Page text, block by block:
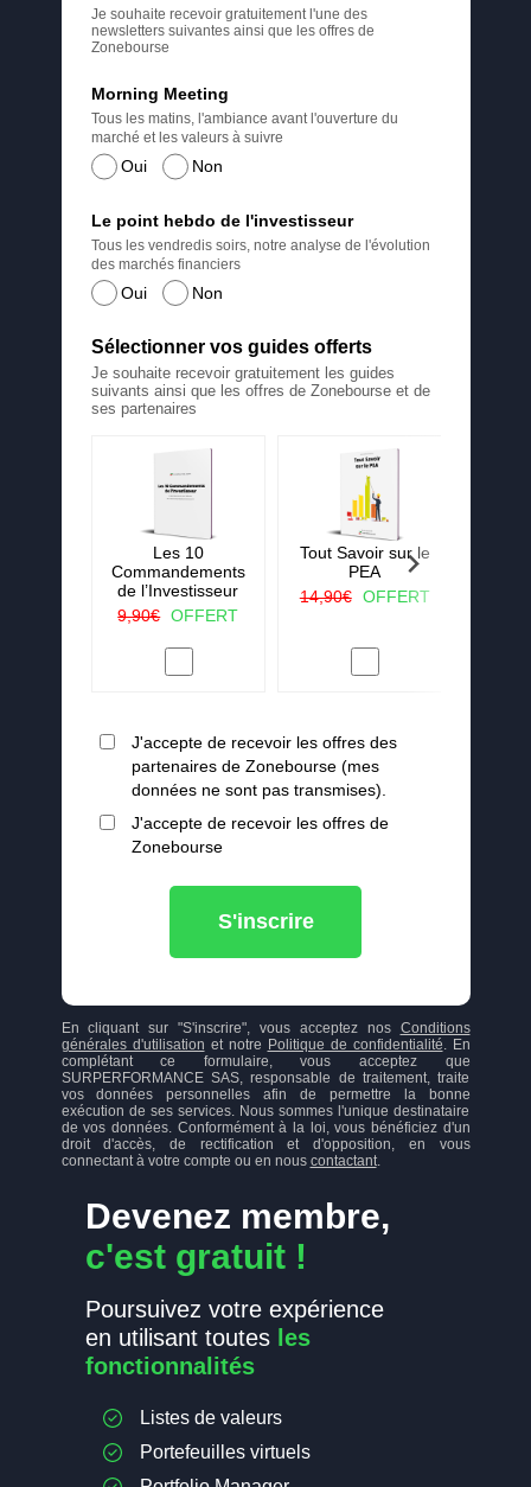
Devenez membre,
c'est gratuit !
Poursuivez votre expérience
en utilisant toutes les
fonctionnalités
Listes de valeurs
Portefeuilles virtuels
Je souhaite recevoir gratuitement l'une des
newsletters suivantes ainsi que les offres de
Zonebourse
Oui Non
Morning Meeting
Tous les matins, l'ambiance avant l'ouverture du
marché et les valeurs à suivre
Oui Non
Le point hebdo de l'investisseur
Tous les vendredis soirs, notre analyse de l'évolution
des marchés financiers
Sélectionner vos guides offerts
Je souhaite recevoir gratuitement les guides
suivants ainsi que les offres de Zonebourse et de
ses partenaires
Les 10
Commandements
de l’Investisseur
9,90€ OFFERT
Tout Savoir sur le
PEA
14,90€ OFFERT
J'accepte de recevoir les offres des
partenaires de Zonebourse (mes
données ne sont pas transmises).
J'accepte de recevoir les offres de
Zonebourse
S'inscrire
En cliquant sur "S'inscrire", vous acceptez nos Conditions
générales d'utilisation et notre Politique de confidentialité. En
complétant ce formulaire, vous acceptez que
SURPERFORMANCE SAS, responsable de traitement, traite
vos données personnelles afin de permettre la bonne
exécution de ses services. Nous sommes l'unique destinataire
de vos données. Conformément à la loi, vous bénéficiez d'un
droit d'accès, de rectification et d'opposition, en vous
connectant à votre compte ou en nous contactant.